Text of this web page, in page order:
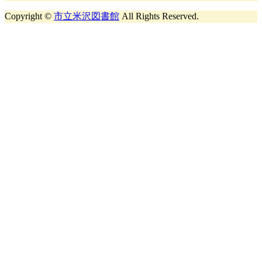
Copyright © 市立米沢図書館 All Rights Reserved.